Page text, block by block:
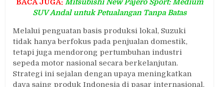
BACA JUGA: Mitsubishi New Pajero Sport: Medium
SUV Andal untuk Petualangan Tanpa Batas
Melalui penguatan basis produksi lokal, Suzuki
tidak hanya berfokus pada penjualan domestik,
tetapi juga mendorong pertumbuhan industri
sepeda motor nasional secara berkelanjutan.
Strategi ini sejalan dengan upaya meningkatkan
daya saing produk Indonesia di pasar internasional.